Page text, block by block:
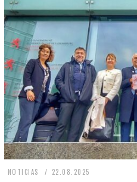
NOTICIAS 22.08.2025